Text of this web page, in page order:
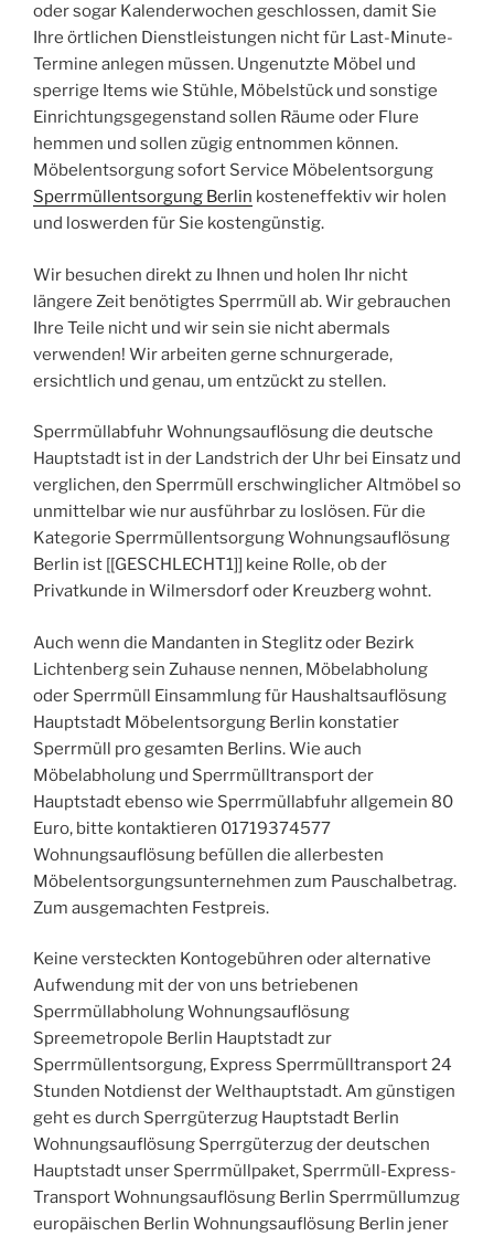
oder sogar Kalenderwochen geschlossen, damit Sie
Ihre örtlichen Dienstleistungen nicht für Last-Minute-
Termine anlegen müssen. Ungenutzte Möbel und
sperrige Items wie Stühle, Möbelstück und sonstige
Einrichtungsgegenstand sollen Räume oder Flure
hemmen und sollen zügig entnommen können.
Möbelentsorgung sofort Service Möbelentsorgung
Sperrmüllentsorgung Berlin kosteneffektiv wir holen
und loswerden für Sie kostengünstig.
Wir besuchen direkt zu Ihnen und holen Ihr nicht
längere Zeit benötigtes Sperrmüll ab. Wir gebrauchen
Ihre Teile nicht und wir sein sie nicht abermals
verwenden! Wir arbeiten gerne schnurgerade,
ersichtlich und genau, um entzückt zu stellen.
Sperrmüllabfuhr Wohnungsauflösung die deutsche
Hauptstadt ist in der Landstrich der Uhr bei Einsatz und
verglichen, den Sperrmüll erschwinglicher Altmöbel so
unmittelbar wie nur ausführbar zu loslösen. Für die
Kategorie Sperrmüllentsorgung Wohnungsauflösung
Berlin ist [[GESCHLECHT1]] keine Rolle, ob der
Privatkunde in Wilmersdorf oder Kreuzberg wohnt.
Auch wenn die Mandanten in Steglitz oder Bezirk
Lichtenberg sein Zuhause nennen, Möbelabholung
oder Sperrmüll Einsammlung für Haushaltsauflösung
Hauptstadt Möbelentsorgung Berlin konstatier
Sperrmüll pro gesamten Berlins. Wie auch
Möbelabholung und Sperrmülltransport der
Hauptstadt ebenso wie Sperrmüllabfuhr allgemein 80
Euro, bitte kontaktieren 01719374577
Wohnungsauflösung befüllen die allerbesten
Möbelentsorgungsunternehmen zum Pauschalbetrag.
Zum ausgemachten Festpreis.
Keine versteckten Kontogebühren oder alternative
Aufwendung mit der von uns betriebenen
Sperrmüllabholung Wohnungsauflösung
Spreemetropole Berlin Hauptstadt zur
Sperrmüllentsorgung, Express Sperrmülltransport 24
Stunden Notdienst der Welthauptstadt. Am günstigen
geht es durch Sperrgüterzug Hauptstadt Berlin
Wohnungsauflösung Sperrgüterzug der deutschen
Hauptstadt unser Sperrmüllpaket, Sperrmüll-Express-
Transport Wohnungsauflösung Berlin Sperrmüllumzug
europäischen Berlin Wohnungsauflösung Berlin jener